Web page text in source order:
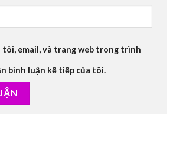
tôi, email, và trang web trong trình
bình luận kế tiếp của tôi.